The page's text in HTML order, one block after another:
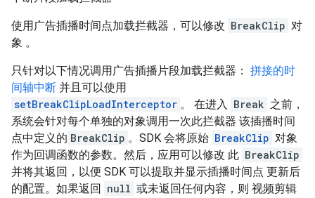
使用广告插播时间点加载拦截器，可以修改 BreakClip 对
象 。
只针对以下情况调用广告插播片段加载拦截器： 拼接的时
间轴中断 并且可以使用
setBreakClipLoadInterceptor 。 在进入 Break 之前，
系统会针对每个单独的对象调用一次此拦截器 该插播时间
点中定义的 BreakClip 。SDK 会将原始 BreakClip 对象
作为回调函数的参数。然后，应用可以修改 此 BreakClip
并将其返回，以便 SDK 可以提取并显示插播时间点 更新后
的配置。如果返回 null 或未返回任何内容，则 视频剪辑